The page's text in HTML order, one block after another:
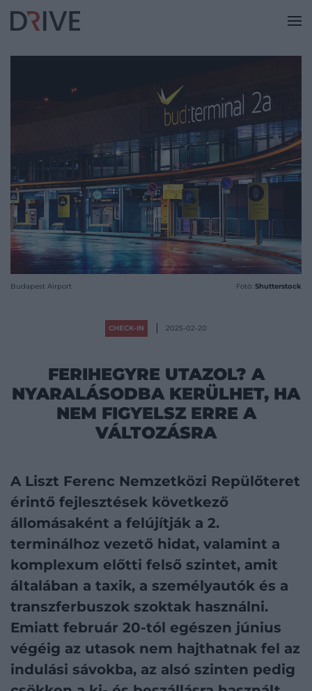
Budapest Airport Fotó: Shutterstock
CHECK-IN 2025-02-20
FERIHEGYRE UTAZOL? A
NYARALÁSODBA KERÜLHET, HA
NEM FIGYELSZ ERRE A
VÁLTOZÁSRA
A Liszt Ferenc Nemzetközi Repülőteret
érintő fejlesztések következő
állomásaként a felújítják a 2.
terminálhoz vezető hidat, valamint a
komplexum előtti felső szintet, amit
általában a taxik, a személyautók és a
transzferbuszok szoktak használni.
Emiatt február 20-tól egészen június
végéig az utasok nem hajthatnak fel az
indulási sávokba, az alsó szinten pedig